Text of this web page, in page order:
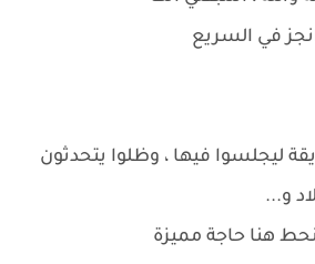
في السريع
ليجلسوا فيها ، وظلوا يتحدثون
و...
هنا حاجة مميزة